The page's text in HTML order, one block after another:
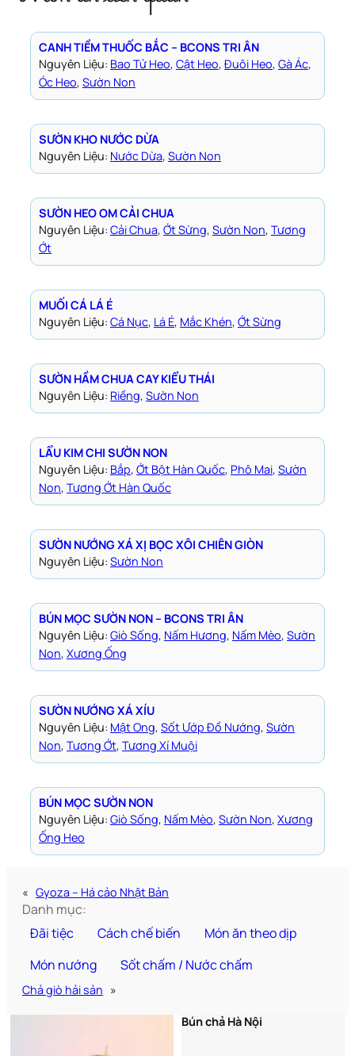
CANH TIỀM THUỐC BẮC – BCONS TRI ÂN
Nguyên Liệu: Bao Tử Heo, Cật Heo, Đuôi Heo, Gà Ác
Óc Heo, Sườn Non
SƯỜN KHO NƯỚC DỪA
Nguyên Liệu: Nước Dừa, Sườn Non
SƯỜN HEO OM CẢI CHUA
Nguyên Liệu: Cải Chua, Ớt Sừng, Sườn Non, Tương
Ớt
MUỐI CÁ LÁ É
Nguyên Liệu: Cá Nục, Lá É, Mắc Khén, Ớt Sừng
SƯỜN HẦM CHUA CAY KIỂU THÁI
Nguyên Liệu: Riềng, Sườn Non
LẨU KIM CHI SƯỜN NON
Nguyên Liệu: Bắp, Ớt Bột Hàn Quốc, Phô Mai, Sườn
Non, Tương Ớt Hàn Quốc
SƯỜN NƯỚNG XÁ XỊ BỌC XÔI CHIÊN GIÒN
Nguyên Liệu: Sườn Non
BÚN MỌC SƯỜN NON – BCONS TRI ÂN
Nguyên Liệu: Giò Sống, Nấm Hương, Nấm Mèo, Sườn
Non, Xương Ống
SƯỜN NƯỚNG XÁ XÍU
Nguyên Liệu: Mật Ong, Sốt Ướp Đồ Nướng, Sườn
Non, Tương Ớt, Tương Xí Muội
BÚN MỌC SƯỜN NON
Nguyên Liệu: Giò Sống, Nấm Mèo, Sườn Non, Xương
Ống Heo
« Gyoza – Há cảo Nhật Bản
Danh mục:
Đãi tiệc
Cách chế biến
Món ăn theo dịp
Món nướng
Sốt chấm / Nước chấm
Chả giò hải sản »
Thịt xiên nướng thơm ngon